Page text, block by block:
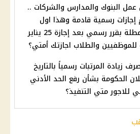
البنوك والمدارس والشركات ..
إجازات رسمية قادمة وهذا اول
موعد عطلة بقرر رسمي بعد إجازة 25 يناير
للموظفيين والطلاب اجازتك أمتي؟
زيادة المرتبات رسمياً بالتاريخ
الحكومة بشأن رفع الحد الأدني
للاجور متي التنفيذ؟